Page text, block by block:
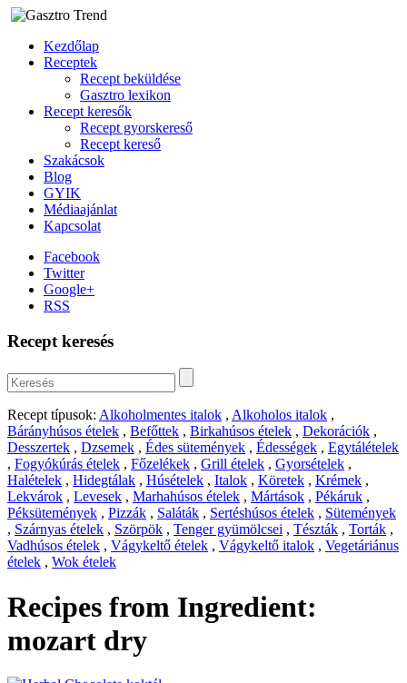
Kezdőlap
Receptek
Recept beküldése
Gasztro lexikon
Recept keresők
Recept gyorskereső
Recept kereső
Szakácsok
Blog
GYIK
Médiaajánlat
Kapcsolat
Facebook
Twitter
Google+
RSS
Recept keresés
Recept típusok: Alkoholmentes italok , Alkoholos italok ,
Bárányhúsos ételek , Befőttek , Birkahúsos ételek , Dekorációk ,
Desszertek , Dzsemek , Édes sütemények , Édességek , Egytálételek
, Fogyókúrás ételek , Főzelékek , Grill ételek , Gyorsételek ,
Halételek , Hidegtálak , Húsételek , Italok , Köretek , Krémek ,
Lekvárok , Levesek , Marhahúsos ételek , Mártások , Pékáruk ,
Péksütemények , Pizzák , Saláták , Sertéshúsos ételek , Sütemények
, Szárnyas ételek , Szörpök , Tenger gyümölcsei , Tészták , Torták ,
Vadhúsos ételek , Vágykeltő ételek , Vágykeltő italok , Vegetáriánus
ételek , Wok ételek
Recipes from Ingredient:
mozart dry